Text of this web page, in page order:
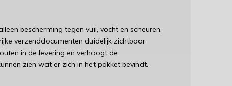
bescherming tegen vuil, vocht en scheuren,
verzenddocumenten duidelijk zichtbaar
in de levering en verhoogt de
zien wat er zich in het pakket bevindt.